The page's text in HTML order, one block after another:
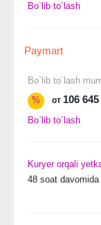
Bo`lib to`lash
Paymart
Bo`lib to`lash
%
от 106
Bo`lib to`lash
Kuryer orqali
48 soat davomida